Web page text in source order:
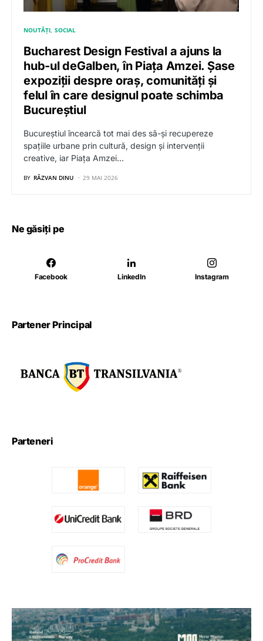
NOUTĂȚI SOCIAL
Bucharest Design Festival a ajuns la
hub-ul deGalben, în Piața Amzei. Șase
expoziții despre oraș, comunități și
felul în care designul poate schimba
Bucureștiul
Bucureștiul încearcă tot mai des să-și recupereze
spațiile urbane prin cultură, design și intervenții
creative, iar Piața Amzei…
BY RĂZVAN DINU 29 MAI 2026
Ne găsiți pe
Facebook LinkedIn Instagram
Partener Principal
Parteneri